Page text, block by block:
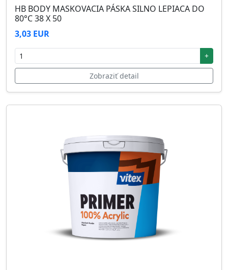
HB BODY MASKOVACIA PÁSKA SILNO LEPIACA DO
80°C 38 X 50
3,03 EUR
+
Zobraziť detail